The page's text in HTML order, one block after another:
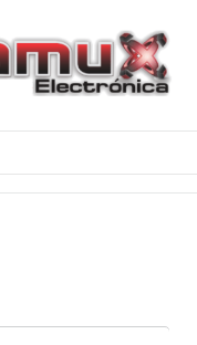
TECNOLOGIA
Protoboards